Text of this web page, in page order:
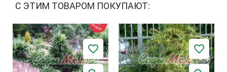
С ЭТИМ ТОВАРОМ ПОКУПАЮТ: